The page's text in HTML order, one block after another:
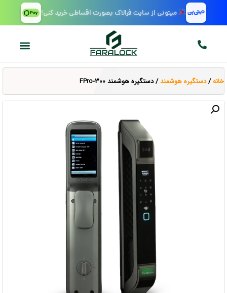
میتونی از سایت فرالاک بصورت اقساطی خرید کنی!
خانه/دستگیره هوشمند/ دستگیره هوشمند FPro-300